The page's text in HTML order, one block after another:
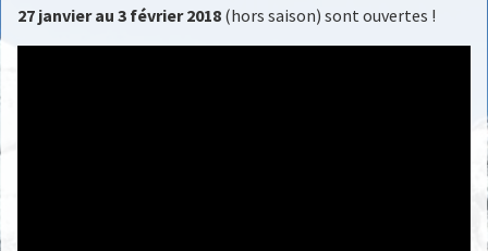
27 janvier au 3 février 2018 (hors saison) sont ouvertes !